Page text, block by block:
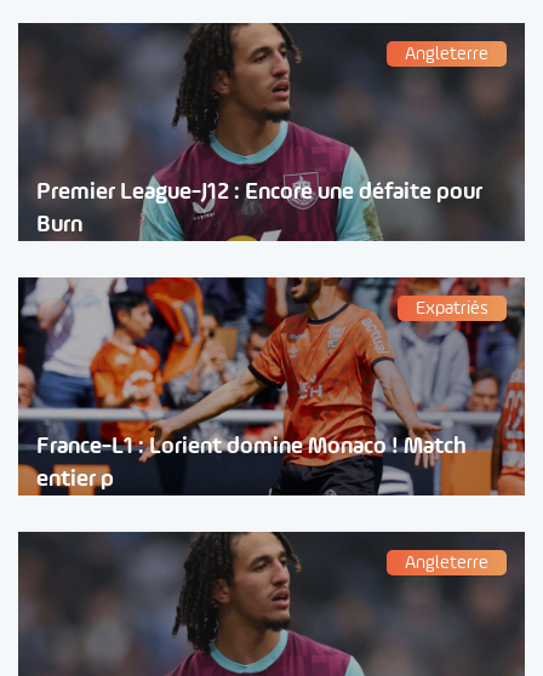
Angleterre
Premier League-J12 : Encore une défaite pour
Burn
Expatriés
France-L1 : Lorient domine Monaco ! Match
entier p
Angleterre